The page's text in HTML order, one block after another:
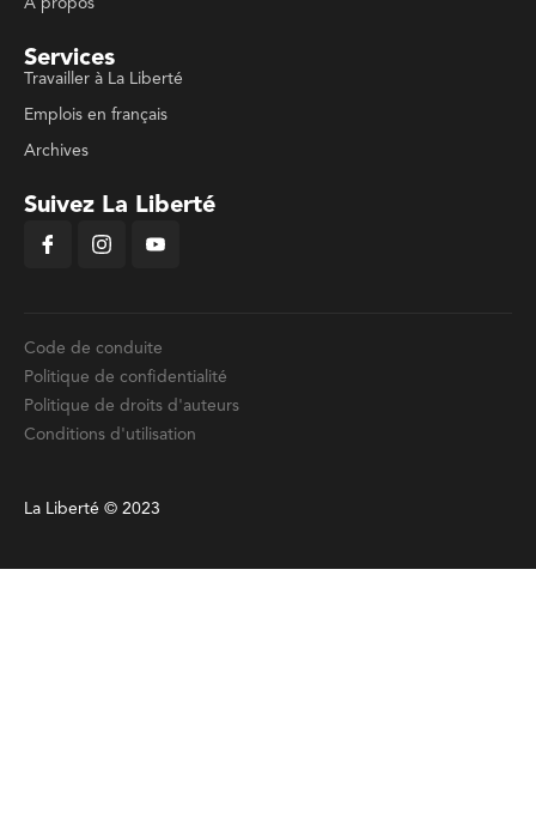
À propos
Services
Travailler à La Liberté
Emplois en français
Archives
Suivez La Liberté
Code de conduite
Politique de confidentialité
Politique de droits d'auteurs
Conditions d'utilisation
La Liberté © 2023